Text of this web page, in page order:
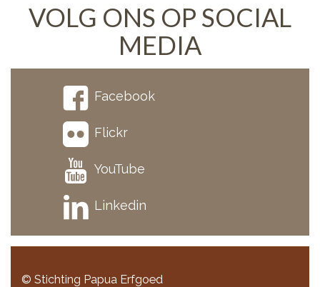
VOLG ONS OP SOCIAL
MEDIA
Facebook
Flickr
YouTube
Linkedin
© Stichting Papua Erfgoed